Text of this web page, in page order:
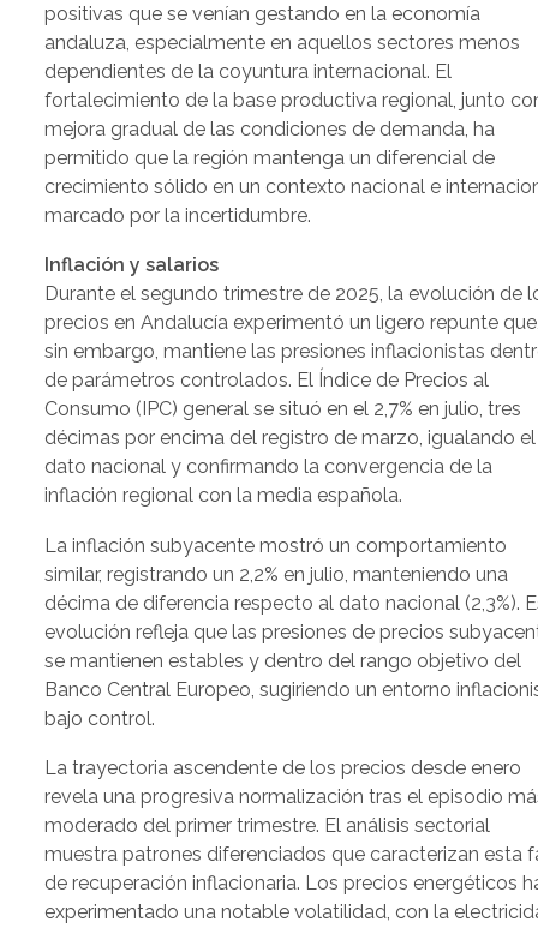
positivas que se venían gestando en la economía
andaluza, especialmente en aquellos sectores menos
dependientes de la coyuntura internacional. El
fortalecimiento de la base productiva regional, junto
mejora gradual de las condiciones de demanda, ha
permitido que la región mantenga un diferencial de
crecimiento sólido en un contexto nacional e
marcado por la incertidumbre.
Inflación y salarios
Durante el segundo trimestre de 2025, la evolución de
precios en Andalucía experimentó un ligero repunte
sin embargo, mantiene las presiones inflacionistas
de parámetros controlados. El Índice de Precios al
Consumo (IPC) general se situó en el 2,7% en julio, tres
décimas por encima del registro de marzo, igualando el
dato nacional y confirmando la convergencia de la
inflación regional con la media española.
La inflación subyacente mostró un comportamiento
similar, registrando un 2,2% en julio, manteniendo una
décima de diferencia respecto al dato nacional (2,3%).
evolución refleja que las presiones de precios
se mantienen estables y dentro del rango objetivo del
Banco Central Europeo, sugiriendo un entorno
bajo control.
La trayectoria ascendente de los precios desde enero
revela una progresiva normalización tras el episodio
moderado del primer trimestre. El análisis sectorial
muestra patrones diferenciados que caracterizan esta
de recuperación inflacionaria. Los precios energéticos
experimentado una notable volatilidad, con la